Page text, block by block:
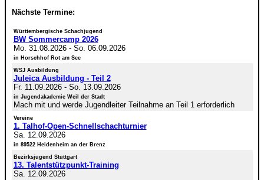
Nächste Termine:
Württembergische Schachjugend
BW Sommercamp 2026
Mo. 31.08.2026- So. 06.09.2026
in Horschhof Rot am See
WSJ Ausbildung
Juleica Ausbildung - Teil 2
Fr. 11.09.2026- So. 13.09.2026
in Jugendakademie Weil der Stadt
Mach mit und werde Jugendleiter Teilnahme an Teil 1 erforderlich
Vereine
1. Talhof-Open-Schnellschachturnier
Sa. 12.09.2026
in 89522 Heidenheim an der Brenz
Bezirksjugend Stuttgart
13. Talentstützpunkt-Training
Sa. 12.09.2026